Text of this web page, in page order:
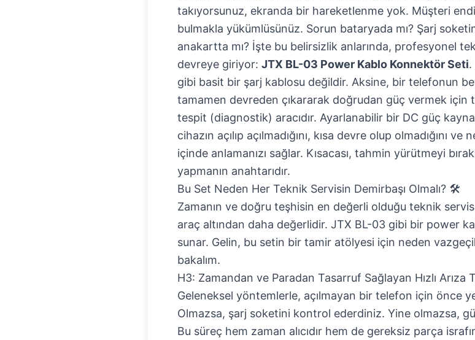
takıyorsunuz, ekranda bir hareketlenme yok. Müşteri
bulmakla yükümlüsünüz. Sorun bataryada mı? Şarj
anakartta mı? İşte bu belirsizlik anlarında, profesyonel
devreye giriyor: JTX BL-03 Power Kablo Konnektör Seti.
gibi basit bir şarj kablosu değildir. Aksine, bir telefonun
tamamen devreden çıkararak doğrudan güç vermek için
tespit (diagnostik) aracıdır. Ayarlanabilir bir DC güç
cihazın açılıp açılmadığını, kısa devre olup olmadığını
içinde anlamanızı sağlar. Kısacası, tahmin yürütmeyi
yapmanın anahtarıdır.
Bu Set Neden Her Teknik Servisin Demirbaşı Olmalı? 🛠️
Zamanın ve doğru teşhisin en değerli olduğu teknik
araç altından daha değerlidir. JTX BL-03 gibi bir power
sunar. Gelin, bu setin bir tamir atölyesi için neden
bakalım.
H3: Zamandan ve Paradan Tasarruf Sağlayan Hızlı Arıza
Geleneksel yöntemlerle, açılmayan bir telefon için önce
Olmazsa, şarj soketini kontrol ederdiniz. Yine olmazsa,
Bu süreç hem zaman alıcıdır hem de gereksiz parça